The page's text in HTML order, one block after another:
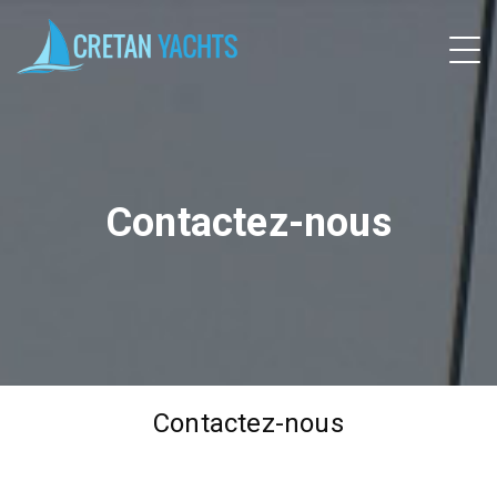
Contactez-nous
Contactez-nous